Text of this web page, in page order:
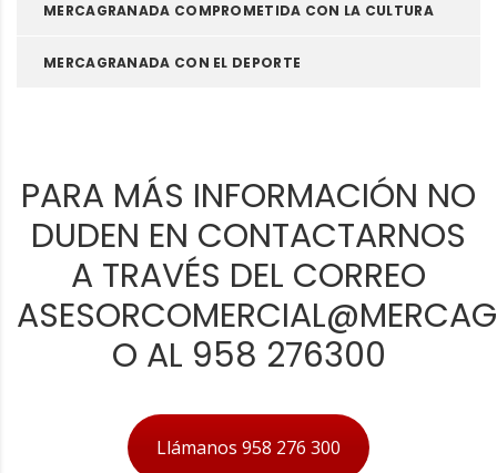
MERCAGRANADA COMPROMETIDA CON LA CULTURA
MERCAGRANADA CON EL DEPORTE
PARA MÁS INFORMACIÓN NO
DUDEN EN CONTACTARNOS
A TRAVÉS DEL CORREO
O AL 958 276300
Llámanos 958 276 300